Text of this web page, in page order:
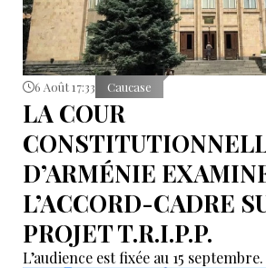
6 Août 17:33 Caucase
LA COUR
D’ARMÉNIE
L’ACCORD-CADRE
PROJET T.R.I.P.P.
L’audience est fixée au 15 septembre.